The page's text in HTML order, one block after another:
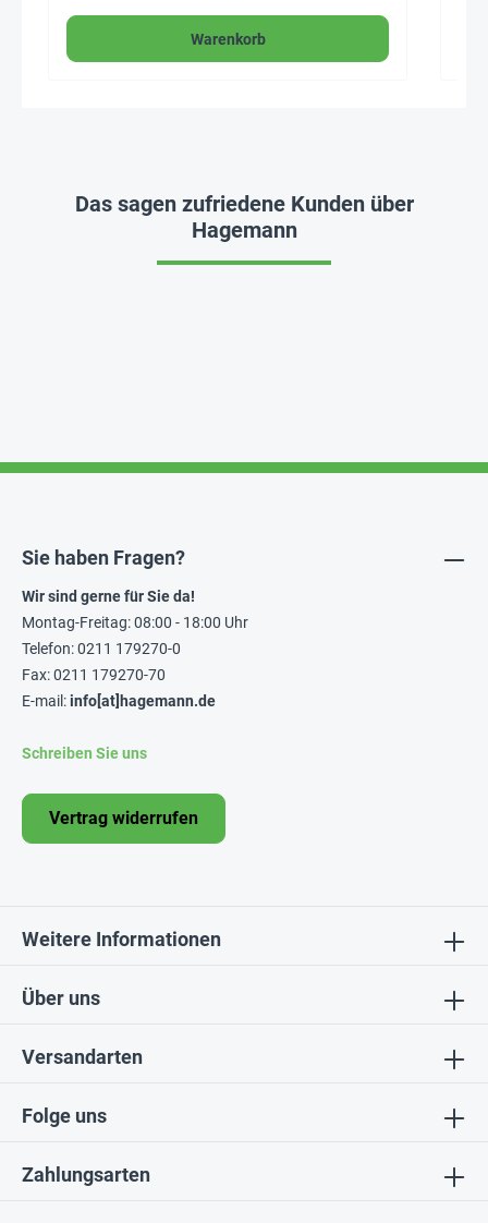
Warenkorb
Das sagen zufriedene Kunden über
Hagemann
Folge uns
Über uns
Sie haben Fragen?
Wir sind gerne für Sie da!
Montag-Freitag: 08:00 - 18:00 Uhr
Telefon: 0211 179270-0
Fax: 0211 179270-70
E-mail:info[at]hagemann.de
Schreiben Sie uns
Vertrag widerrufen
Weitere Informationen
Zahlungsarten
Versandarten